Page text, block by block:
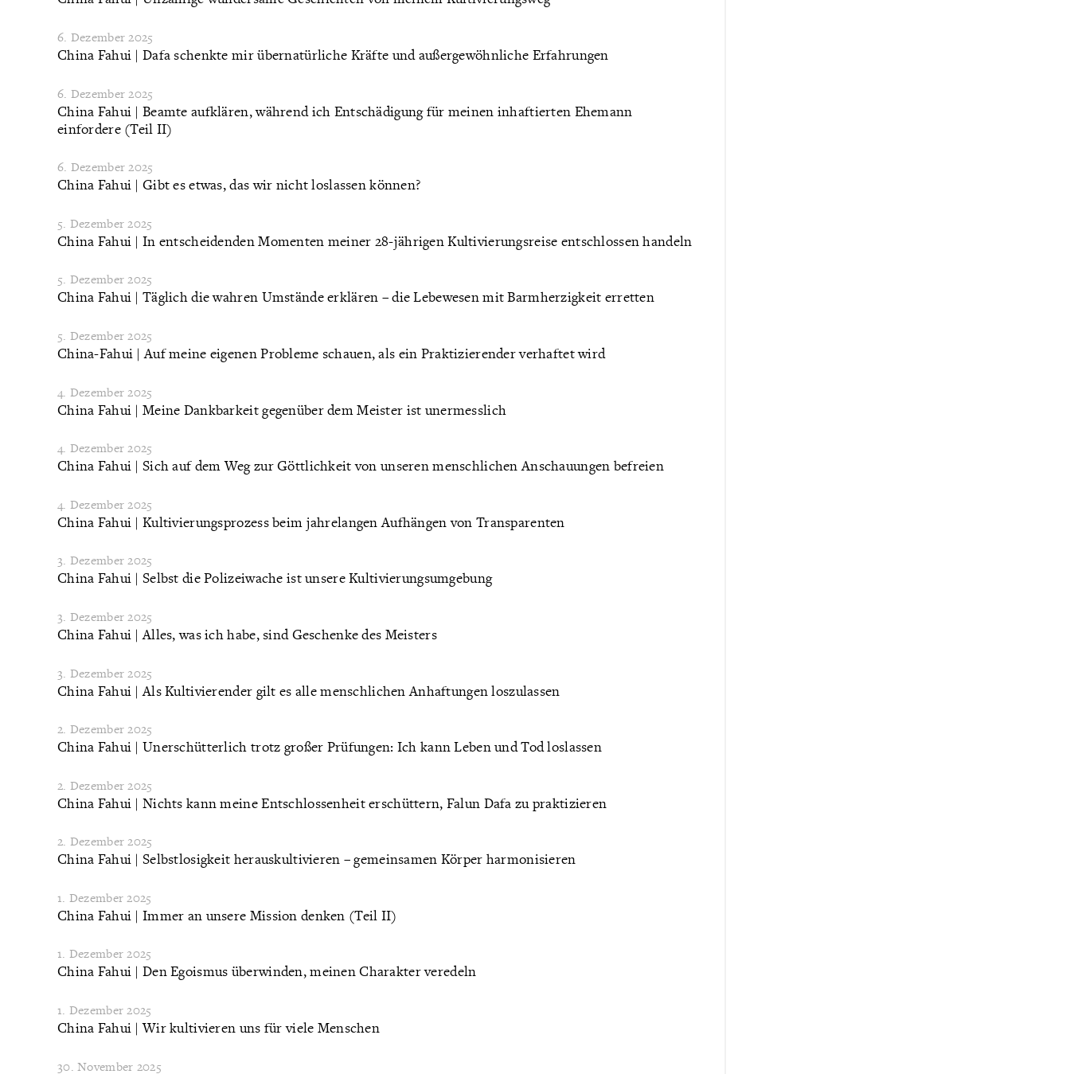
6. Dezember 2025
China Fahui | Dafa schenkte mir übernatürliche Kräfte und außergewöhnliche Erfahrungen
6. Dezember 2025
China Fahui | Beamte aufklären, während ich Entschädigung für meinen inhaftierten Ehemann
einfordere (Teil II)
6. Dezember 2025
China Fahui | Gibt es etwas, das wir nicht loslassen können?
5. Dezember 2025
China Fahui | In entscheidenden Momenten meiner 28-jährigen Kultivierungsreise entschlossen handeln
5. Dezember 2025
China Fahui | Täglich die wahren Umstände erklären – die Lebewesen mit Barmherzigkeit erretten
5. Dezember 2025
China-Fahui | Auf meine eigenen Probleme schauen, als ein Praktizierender verhaftet wird
4. Dezember 2025
China Fahui | Meine Dankbarkeit gegenüber dem Meister ist unermesslich
4. Dezember 2025
China Fahui | Sich auf dem Weg zur Göttlichkeit von unseren menschlichen Anschauungen befreien
4. Dezember 2025
China Fahui | Kultivierungsprozess beim jahrelangen Aufhängen von Transparenten
3. Dezember 2025
China Fahui | Selbst die Polizeiwache ist unsere Kultivierungsumgebung
3. Dezember 2025
China Fahui | Alles, was ich habe, sind Geschenke des Meisters
3. Dezember 2025
China Fahui | Als Kultivierender gilt es alle menschlichen Anhaftungen loszulassen
2. Dezember 2025
China Fahui | Unerschütterlich trotz großer Prüfungen: Ich kann Leben und Tod loslassen
2. Dezember 2025
China Fahui | Nichts kann meine Entschlossenheit erschüttern, Falun Dafa zu praktizieren
2. Dezember 2025
China Fahui | Selbstlosigkeit herauskultivieren – gemeinsamen Körper harmonisieren
1. Dezember 2025
China Fahui | Immer an unsere Mission denken (Teil II)
1. Dezember 2025
China Fahui | Den Egoismus überwinden, meinen Charakter veredeln
1. Dezember 2025
China Fahui | Wir kultivieren uns für viele Menschen
30. November 2025